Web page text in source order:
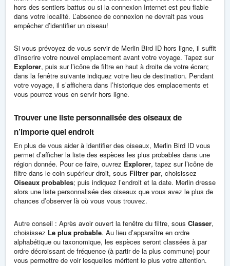
hors des sentiers battus ou si la connexion Internet est peu fiable
dans votre localité. L’absence de connexion ne devrait pas vous
empêcher d’identifier un oiseau!
Si vous prévoyez de vous servir de Merlin Bird ID hors ligne, il suffit
d’inscrire votre nouvel emplacement avant votre voyage. Tapez sur
Explorer, puis sur l’icône de filtre en haut à droite de votre écran;
dans la fenêtre suivante indiquez votre lieu de destination. Pendant
votre voyage, il s’affichera dans l’historique des emplacements et
vous pourrez vous en servir hors ligne.
Trouver une liste personnalisée des oiseaux de
n’importe quel endroit
En plus de vous aider à identifier des oiseaux, Merlin Bird ID vous
permet d’afficher la liste des espèces les plus probables dans une
région donnée. Pour ce faire, ouvrez Explorer, tapez sur l’icône de
filtre dans le coin supérieur droit, sous Filtrer par, choisissez
Oiseaux probables; puis indiquez l’endroit et la date. Merlin dresse
alors une liste personnalisée des oiseaux que vous avez le plus de
chances d’observer là où vous vous trouvez.
Autre conseil : Après avoir ouvert la fenêtre du filtre, sous Classer,
choisissez Le plus probable. Au lieu d’apparaître en ordre
alphabétique ou taxonomique, les espèces seront classées à par
ordre décroissant de fréquence (à partir de la plus commune) pour
vous permettre de voir lesquelles méritent le plus votre attention.